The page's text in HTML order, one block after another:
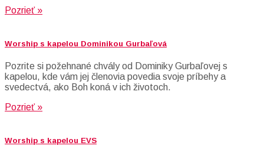
Pozrieť »
Worship s kapelou Dominikou Gurbaľová
Pozrite si požehnané chvály od Dominiky Gurbaľovej s
kapelou, kde vám jej členovia povedia svoje príbehy a
svedectvá, ako Boh koná v ich životoch.
Pozrieť »
Worship s kapelou EVS